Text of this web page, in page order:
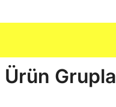
Ürün